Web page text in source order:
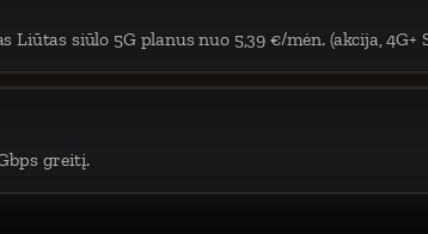
siūlo 5G planus nuo 5,39 €/mėn. (akcija, 4G+
greitį.